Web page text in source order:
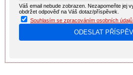
Váš email nebude zobrazen. Nezapomeňte jej
obdržet odpověď na Váš dotaz/příspěvek.
Souhlasím se zpracováním osobních